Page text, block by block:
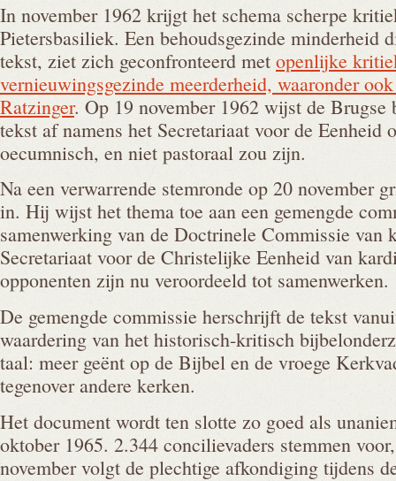
In november 1962 krijgt het schema scherpe
Pietersbasiliek. Een behoudsgezinde minderheid
tekst, ziet zich geconfronteerd met openlijke
vernieuwingsgezinde meerderheid, waaronder
Ratzinger. Op 19 november 1962 wijst de Brugse
tekst af namens het Secretariaat voor de
oecumnisch, en niet pastoraal zou zijn.
Na een verwarrende stemronde op 20 november
in. Hij wijst het thema toe aan een gemengde
samenwerking van de Doctrinele Commissie van
Secretariaat voor de Christelijke Eenheid van
opponenten zijn nu veroordeeld tot samenwerken.
De gemengde commissie herschrijft de tekst
waardering van het historisch-kritisch
taal: meer geënt op de Bijbel en de vroege
tegenover andere kerken.
Het document wordt ten slotte zo goed als
oktober 1965. 2.344 concilievaders stemmen
november volgt de plechtige afkondiging tijdens